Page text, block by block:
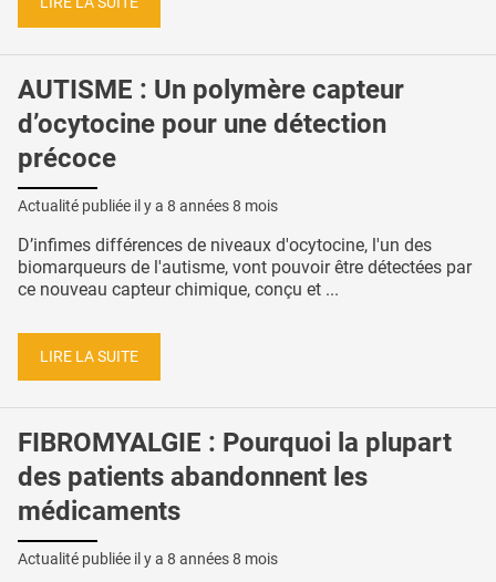
AUTISME : Un polymère capteur
d’ocytocine pour une détection
précoce
Actualité publiée il y a 8 années 8 mois
D’infimes différences de niveaux d'ocytocine, l'un des
biomarqueurs de l'autisme, vont pouvoir être détectées par
ce nouveau capteur chimique, conçu et ...
LIRE LA SUITE
FIBROMYALGIE : Pourquoi la plupart
des patients abandonnent les
médicaments
Actualité publiée il y a 8 années 8 mois